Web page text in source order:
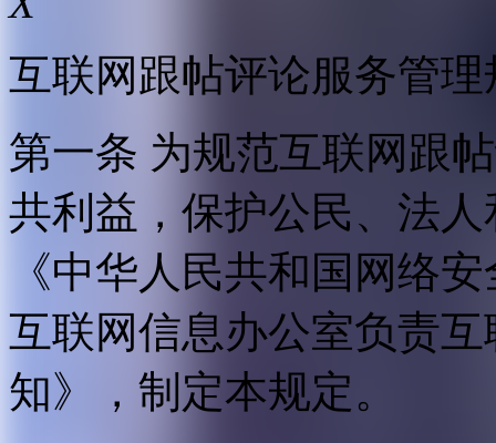
互联网跟帖评论服务管理
第一条 为规范互联网跟
共利益，保护公民、法
《中华人民共和国网络
互联网信息办公室负责
知》，制定本规定。